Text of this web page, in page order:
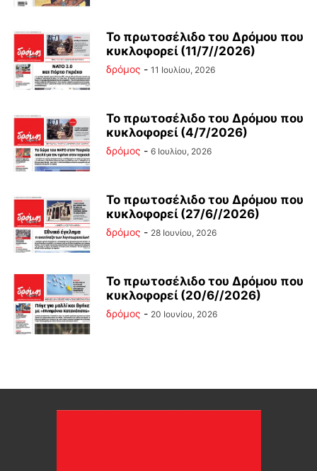
Το πρωτοσέλιδο του Δρόμου που
κυκλοφορεί (11/7//2026)
δρόμος - 11 Ιουλίου, 2026
Το πρωτοσέλιδο του Δρόμου που
κυκλοφορεί (4/7/2026)
δρόμος - 6 Ιουλίου, 2026
Το πρωτοσέλιδο του Δρόμου που
κυκλοφορεί (27/6//2026)
δρόμος - 28 Ιουνίου, 2026
Το πρωτοσέλιδο του Δρόμου που
κυκλοφορεί (20/6//2026)
δρόμος - 20 Ιουνίου, 2026